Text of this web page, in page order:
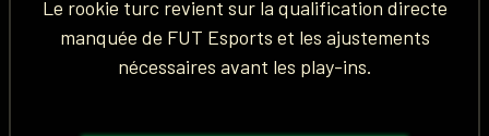
Le rookie turc revient sur la qualification directe
manquée de FUT Esports et les ajustements
nécessaires avant les play-ins.